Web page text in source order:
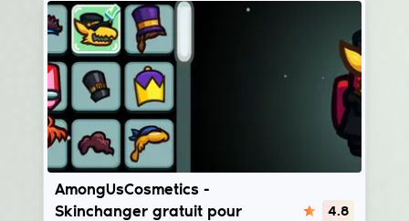
AmongUsCosmetics
AmongUsCosmetics -
Skinchanger gratuit pour
4.8